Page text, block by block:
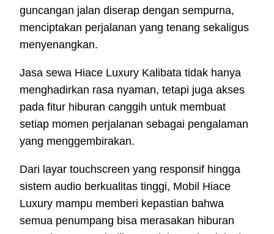
guncangan jalan diserap dengan sempurna,
menciptakan perjalanan yang tenang sekaligus
menyenangkan.
Jasa sewa Hiace Luxury Kalibata tidak hanya
menghadirkan rasa nyaman, tetapi juga akses
pada fitur hiburan canggih untuk membuat
setiap momen perjalanan sebagai pengalaman
yang menggembirakan.
Dari layar touchscreen yang responsif hingga
sistem audio berkualitas tinggi, Mobil Hiace
Luxury mampu memberi kepastian bahwa
semua penumpang bisa merasakan hiburan